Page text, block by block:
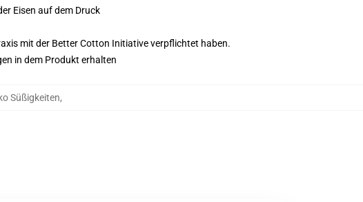
Eisen auf dem Druck
mit der Better Cotton Initiative verpflichtet haben.
in dem Produkt erhalten
Süßigkeiten,